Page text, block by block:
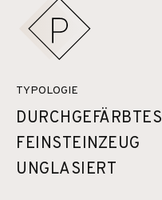
TYPOLOGIE
DURCHGEFÄRBTES
FEINSTEINZEUG
UNGLASIERT